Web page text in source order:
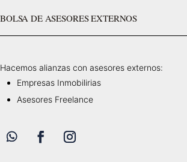
BOLSA DE ASESORES EXTERNOS
Hacemos alianzas con asesores externos:
Empresas Inmobilirias
Asesores Freelance